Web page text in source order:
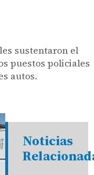
sustentaron el
puestos policiales
autos.
Noticias